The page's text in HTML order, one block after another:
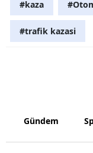
#kaza
#trafik kazasi
Gündem